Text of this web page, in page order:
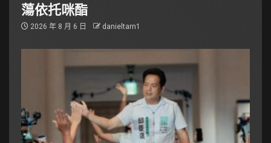
蕩依托咪酯
2026 年 8 月 6 日 danieltarn1